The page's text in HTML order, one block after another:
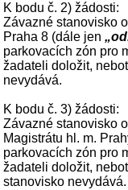
K bodu č. 2) žádosti:
Závazné stanovisko
Praha 8 (dále jen
parkovacích zón pro
žadateli doložit,
nevydává.
K bodu č. 3) žádosti:
Závazné stanovisko
Magistrátu hl. m.
parkovacích zón pro
žadateli doložit,
stanovisko nevydává.